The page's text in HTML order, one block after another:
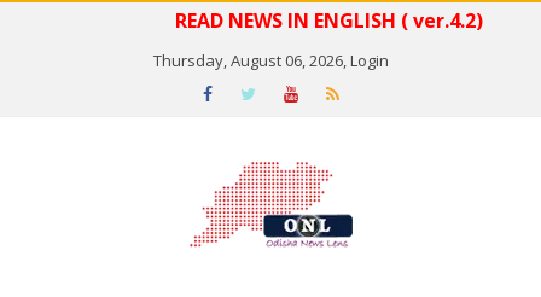
READ NEWS IN ENGLISH ( ver.4.2)
Thursday, August 06, 2026,Login